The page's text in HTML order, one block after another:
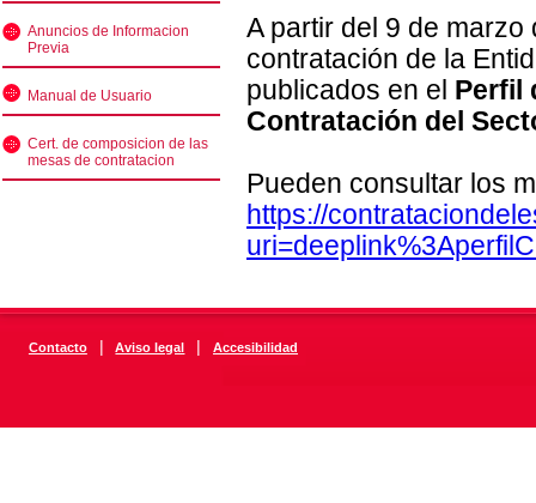
Anuncios de Informacion
Previa
Manual de Usuario
Cert. de composicion de las
mesas de contratacion
A partir del 9 de
contratación de la
publicados en el Perfil
Contratación del
Pueden consultar los
https://
Contacto | Aviso legal | Accesibilidad